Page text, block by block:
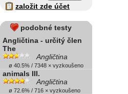
založit zde účet
podobné testy
Angličtina - určitý člen
The
Angličtina
ø 40.5% / 7348 × vyzkoušeno
animals III.
Angličtina
ø 72.6% / 716 × vyzkoušeno